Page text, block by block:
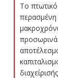
Το
περασμένη
προσωρινά